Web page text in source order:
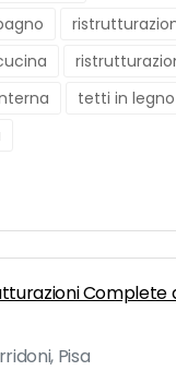
tetti in legno
Complete
Pisa